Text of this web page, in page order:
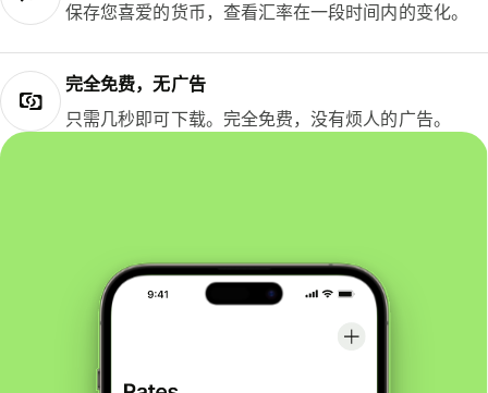
保存您喜爱的货币，查看汇率在一段时间内的变化。
完全免费，无广告
只需几秒即可下载。完全免费，没有烦人的广告。